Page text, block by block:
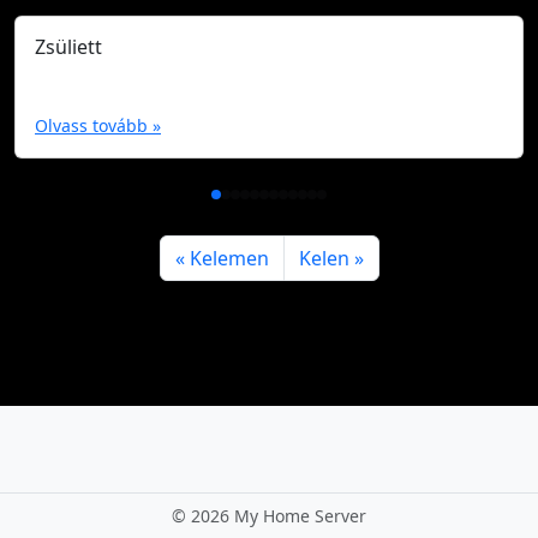
Zsüliett
Olvass tovább »
Kelemen Kelen
© 2026 My Home Server